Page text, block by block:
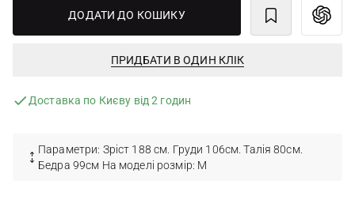
ДОДАТИ ДО КОШИКУ
ПРИДБАТИ В ОДИН КЛІК
Доставка по Києву від 2 годин
Параметри: Зріст 188 см. Груди 106см. Талія 80см.
Бедра 99см На моделі розмір: M